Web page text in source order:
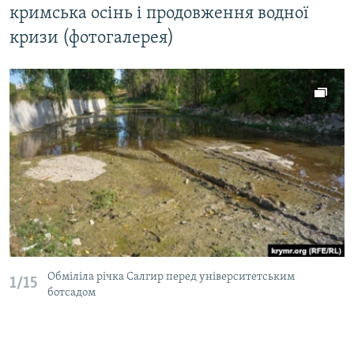
кримська осінь і продовження водної
кризи (фотогалерея)
1/15
Обміліла річка Салгир перед університетським
ботсадом